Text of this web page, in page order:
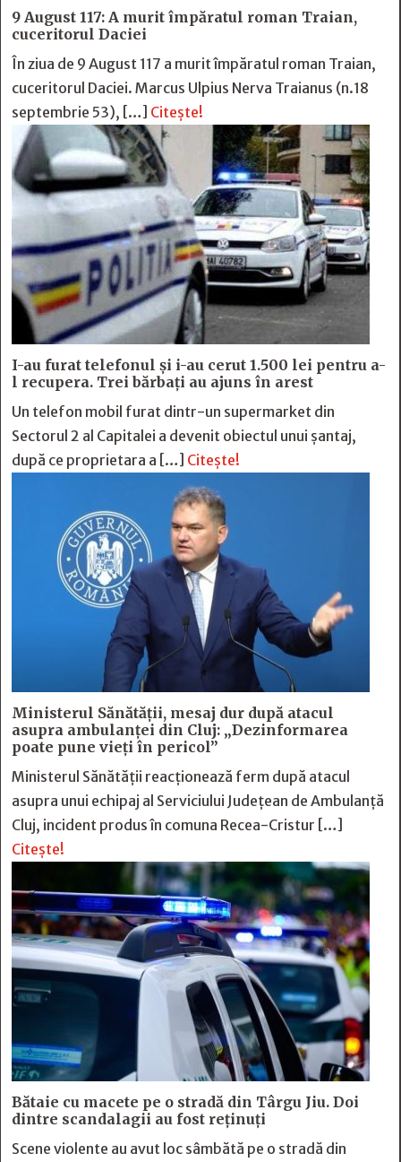
9 August 117: A murit împăratul roman Traian,
cuceritorul Daciei
În ziua de 9 August 117 a murit împăratul roman Traian,
cuceritorul Daciei. Marcus Ulpius Nerva Traianus (n.18
septembrie 53), […] Citește!
I-au furat telefonul și i-au cerut 1.500 lei pentru a-
l recupera. Trei bărbați au ajuns în arest
Un telefon mobil furat dintr-un supermarket din
Sectorul 2 al Capitalei a devenit obiectul unui șantaj,
după ce proprietara a […] Citește!
Ministerul Sănătății, mesaj dur după atacul
asupra ambulanței din Cluj: „Dezinformarea
poate pune vieți în pericol”
Ministerul Sănătății reacționează ferm după atacul
asupra unui echipaj al Serviciului Județean de Ambulanță
Cluj, incident produs în comuna Recea-Cristur […]
Citește!
Bătaie cu macete pe o stradă din Târgu Jiu. Doi
dintre scandalagii au fost reținuți
Scene violente au avut loc sâmbătă pe o stradă din